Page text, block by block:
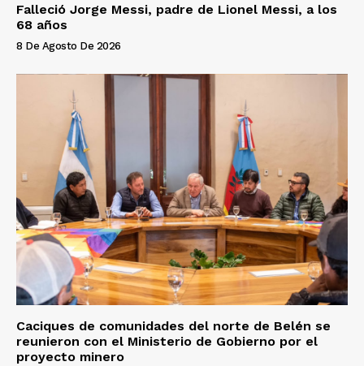
Falleció Jorge Messi, padre de Lionel Messi, a los
68 años
8 De Agosto De 2026
Caciques de comunidades del norte de Belén se
reunieron con el Ministerio de Gobierno por el
proyecto minero